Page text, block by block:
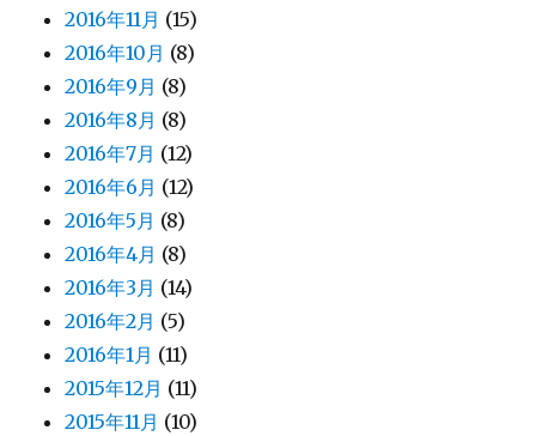
2016年11月 (15)
2016年10月 (8)
2016年9月 (8)
2016年8月 (8)
2016年7月 (12)
2016年6月 (12)
2016年5月 (8)
2016年4月 (8)
2016年3月 (14)
2016年2月 (5)
2016年1月 (11)
2015年12月 (11)
2015年11月 (10)